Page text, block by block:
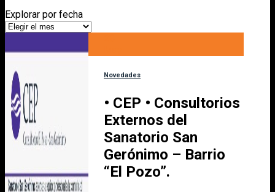
Explorar por fecha
Explorar
fecha
Novedades
• CEP • Consultorios
Externos del
Sanatorio San
Gerónimo – Barrio
“El Pozo”.